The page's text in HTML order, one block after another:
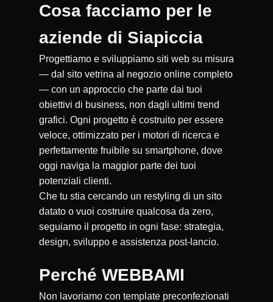
Cosa facciamo per le
aziende di Siapiccia
Progettiamo e sviluppiamo siti web su misura
— dal sito vetrina al negozio online completo
— con un approccio che parte dai tuoi
obiettivi di business, non dagli ultimi trend
grafici. Ogni progetto è costruito per essere
veloce, ottimizzato per i motori di ricerca e
perfettamente fruibile su smartphone, dove
oggi naviga la maggior parte dei tuoi
potenziali clienti.
Che tu stia cercando un restyling di un sito
datato o vuoi costruire qualcosa da zero,
seguiamo il progetto in ogni fase: strategia,
design, sviluppo e assistenza post-lancio.
Perché WEBBAMI
Non lavoriamo con template preconfezionati